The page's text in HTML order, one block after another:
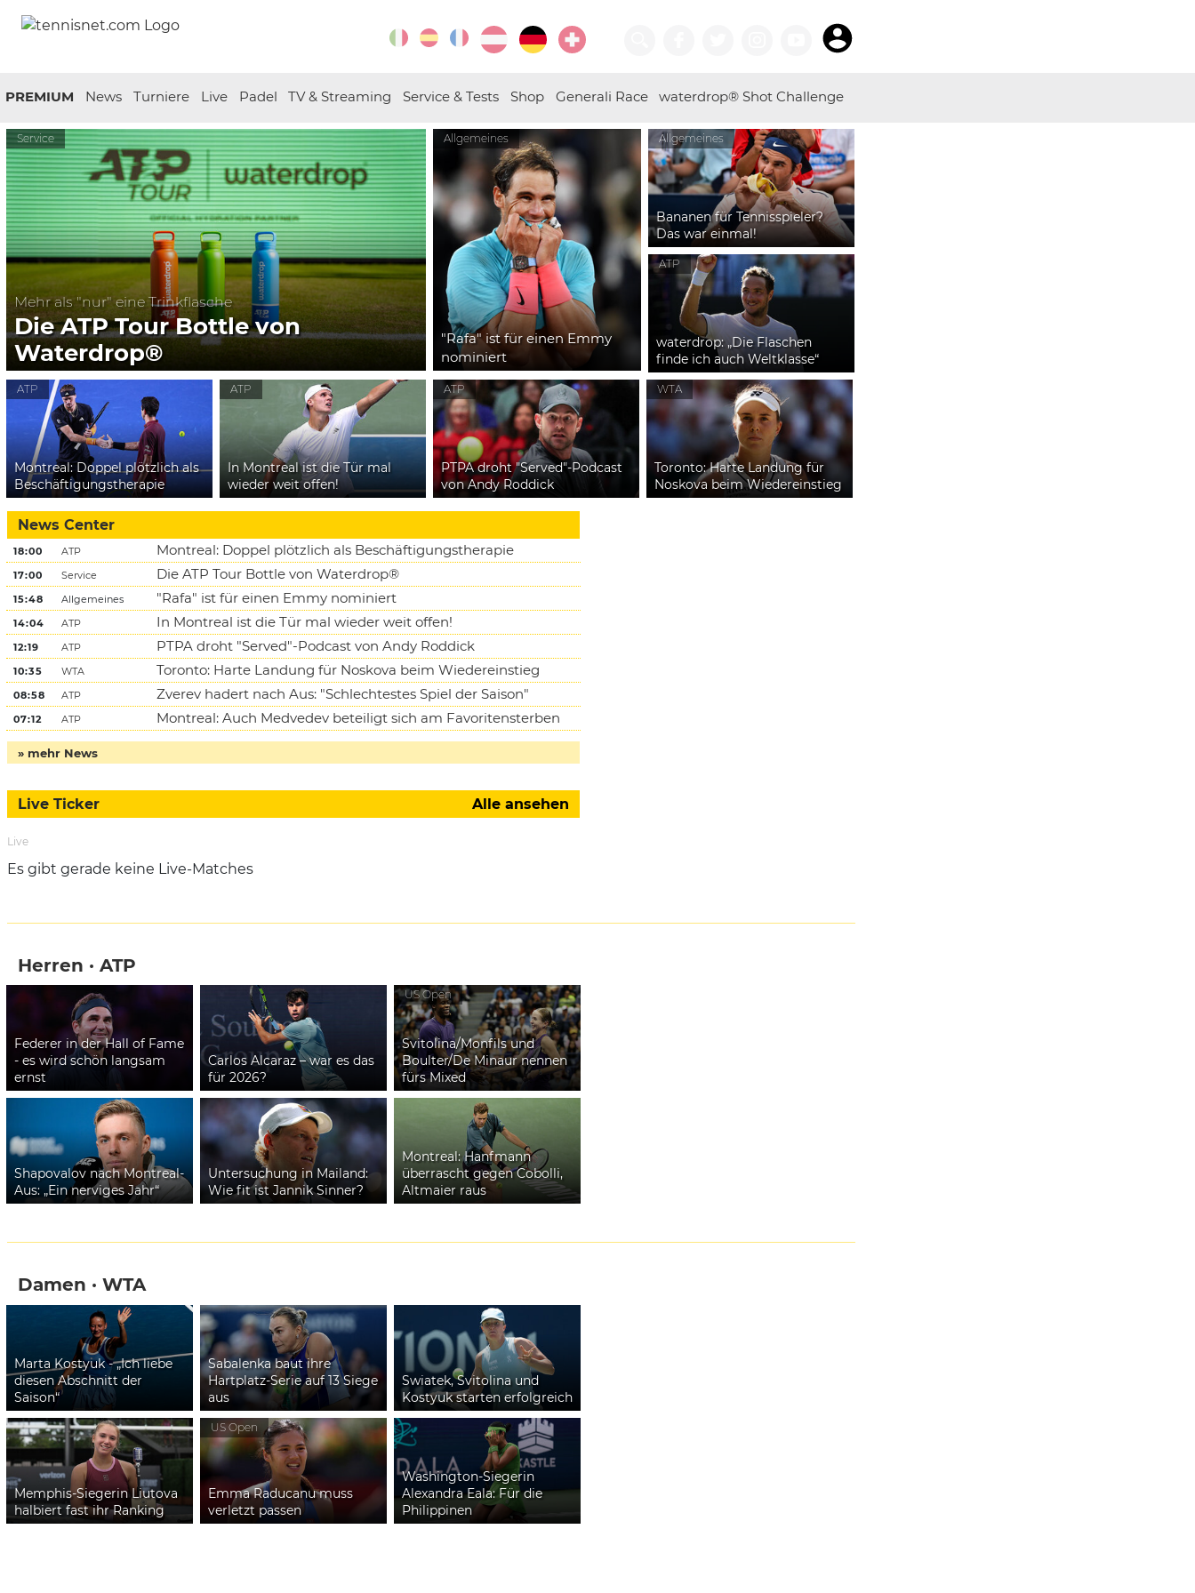
PREMIUM News Turniere Live Padel TV & Streaming Service & Tests Shop Generali Race waterdrop® Shot Challenge
Service
Mehr als "nur" eine Trinkflasche
Die ATP Tour Bottle von
Waterdrop®
Allgemeines
"Rafa" ist für einen Emmy
nominiert
Allgemeines
Bananen für Tennisspieler?
Das war einmal!
ATP
waterdrop: „Die Flaschen
finde ich auch Weltklasse“
ATP
Montreal: Doppel plötzlich als
Beschäftigungstherapie
ATP
In Montreal ist die Tür mal
wieder weit offen!
ATP
PTPA droht "Served"-Podcast
von Andy Roddick
WTA
Toronto: Harte Landung für
Noskova beim Wiedereinstieg
News Center
18:00 ATP Montreal: Doppel plötzlich als Beschäftigungstherapie
17:00 Service Die ATP Tour Bottle von Waterdrop®
15:48 Allgemeines "Rafa" ist für einen Emmy nominiert
14:04 ATP In Montreal ist die Tür mal wieder weit offen!
12:19 ATP PTPA droht "Served"-Podcast von Andy Roddick
10:35 WTA Toronto: Harte Landung für Noskova beim Wiedereinstieg
08:58 ATP Zverev hadert nach Aus: "Schlechtestes Spiel der Saison"
07:12 ATP Montreal: Auch Medvedev beteiligt sich am Favoritensterben
» mehr News
Live Ticker Alle ansehen
Live
Es gibt gerade keine Live-Matches
Herren · ATP
Federer in der Hall of Fame
- es wird schön langsam
ernst
Carlos Alcaraz – war es das
für 2026?
US Open
Svitolina/Monfils und
Boulter/De Minaur nennen
fürs Mixed
Shapovalov nach Montreal-
Aus: „Ein nerviges Jahr“
Untersuchung in Mailand:
Wie fit ist Jannik Sinner?
Montreal: Hanfmann
überrascht gegen Cobolli,
Altmaier raus
Damen · WTA
Marta Kostyuk - „Ich liebe
diesen Abschnitt der
Saison“
Sabalenka baut ihre
Hartplatz-Serie auf 13 Siege
aus
Swiatek, Svitolina und
Kostyuk starten erfolgreich
Memphis-Siegerin Liutova
halbiert fast ihr Ranking
US Open
Emma Raducanu muss
verletzt passen
Washington-Siegerin
Alexandra Eala: Für die
Philippinen